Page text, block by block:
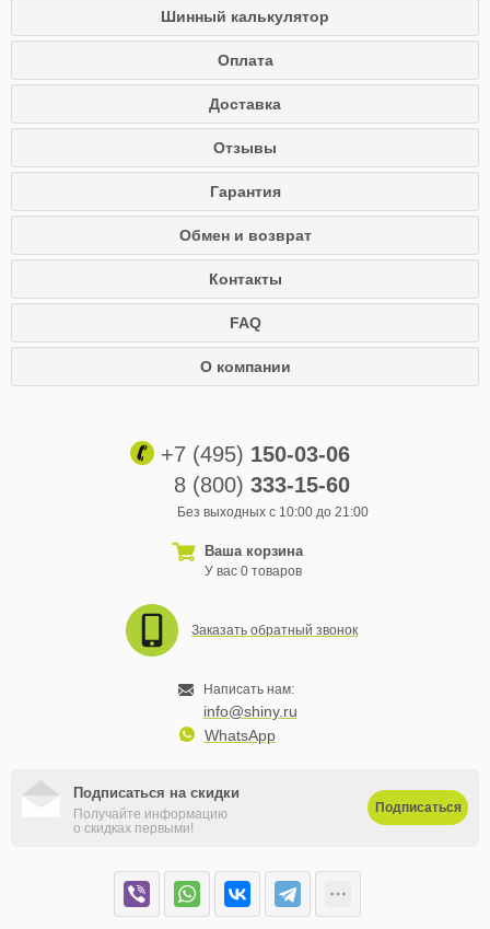
Шинный калькулятор
Оплата
Доставка
Отзывы
Гарантия
Обмен и возврат
Контакты
FAQ
О компании
+7 (495) 150-03-06
8 (800) 333-15-60
Без выходных с 10:00 до 21:00
Ваша корзина
У вас 0 товаров
Заказать обратный звонок
Написать нам:
info@shiny.ru
WhatsApp
Подписаться на скидки
Получайте информацию
о скидках первыми!
Подписаться